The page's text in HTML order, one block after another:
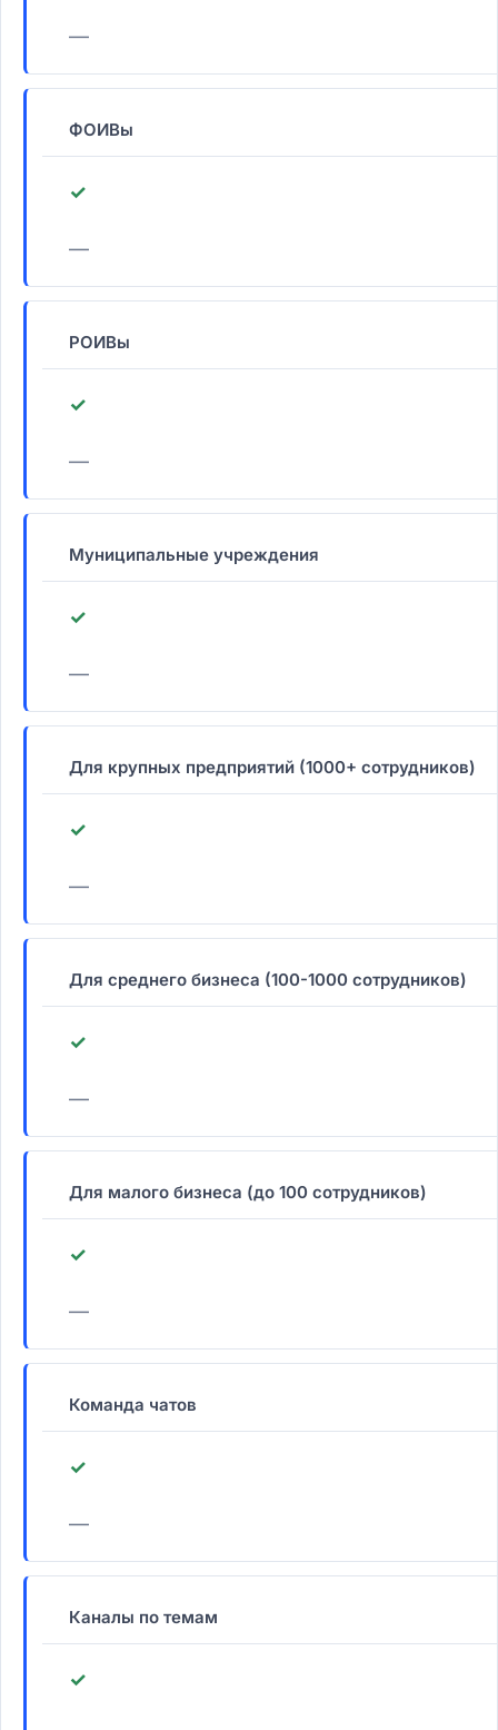
—
ФОИВы
✓
—
РОИВы
✓
—
Муниципальные учреждения
✓
—
Для крупных предприятий (1000+ сотрудников)
✓
—
Для среднего бизнеса (100-1000 сотрудников)
✓
—
Для малого бизнеса (до 100 сотрудников)
✓
—
Команда чатов
✓
—
Каналы по темам
✓